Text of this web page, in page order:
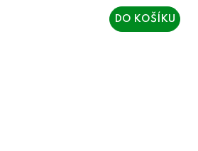
DO KOŠÍKU